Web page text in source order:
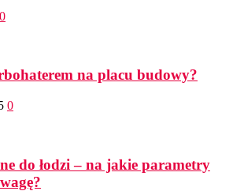
0
na placu budowy?
0
do łodzi – na jakie parametry